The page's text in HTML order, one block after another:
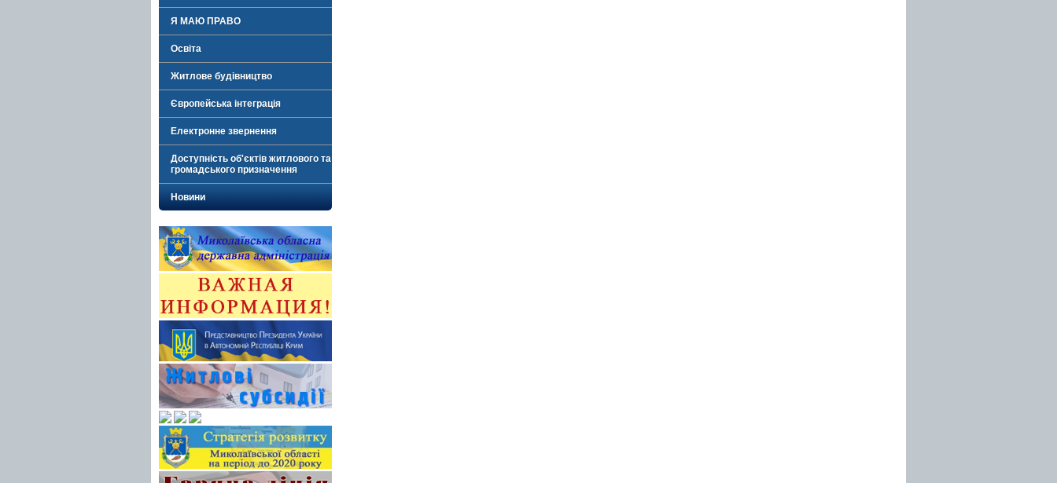
Я МАЮ ПРАВО
Освіта
Житлове будівництво
Європейська інтеграція
Електронне звернення
Доступність об'єктів житлового та
громадського призначення
Новини